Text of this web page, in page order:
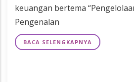
keuangan bertema
Pengenalan
BACA SELENGKAPNYA